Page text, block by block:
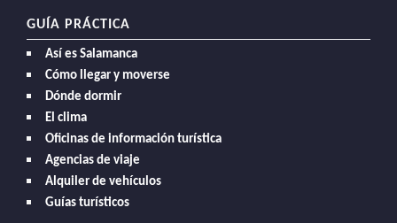
GUÍA PRÁCTICA
Así es Salamanca
Cómo llegar y moverse
Dónde dormir
El clima
Oficinas de información turística
Agencias de viaje
Alquiler de vehículos
Guías turísticos